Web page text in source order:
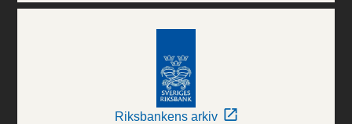
Riksbankens arkiv